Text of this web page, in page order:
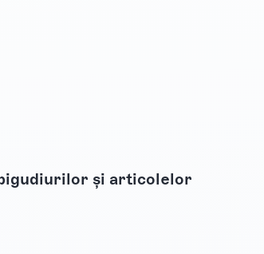
și articolelor